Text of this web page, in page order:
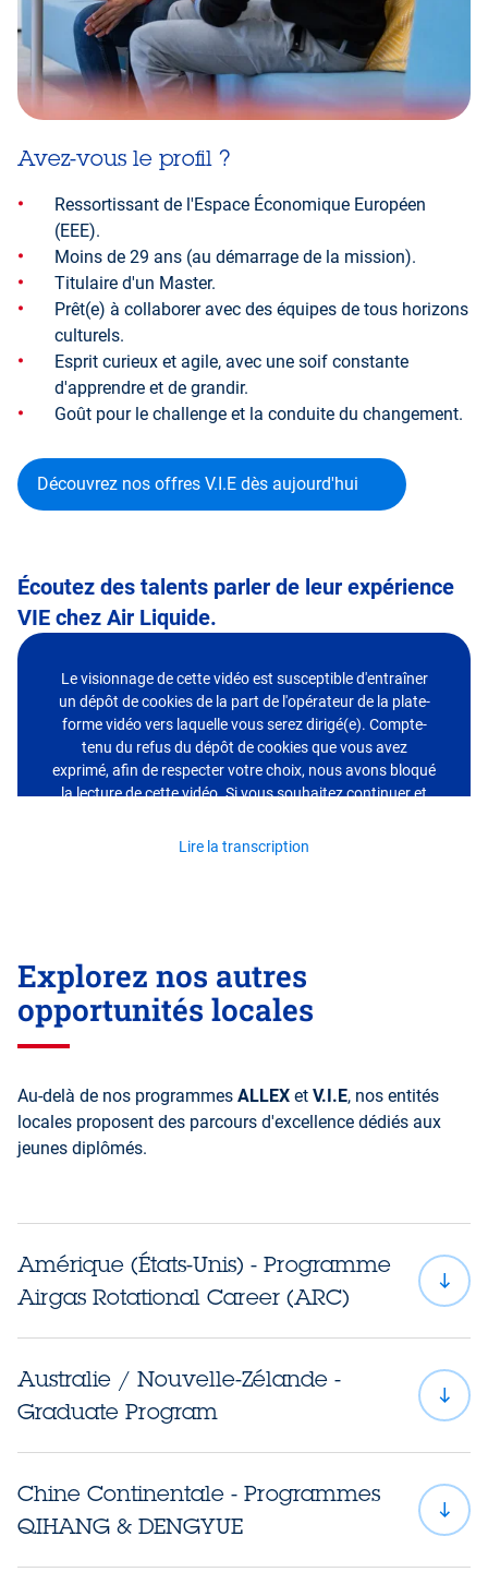
Avez-vous le profil ?
Ressortissant de l'Espace Économique Européen
(EEE).
Moins de 29 ans (au démarrage de la mission).
Titulaire d'un Master.
Prêt(e) à collaborer avec des équipes de tous horizons
culturels.
Esprit curieux et agile, avec une soif constante
d'apprendre et de grandir.
Goût pour le challenge et la conduite du changement.
Découvrez nos offres V.I.E dès aujourd'hui
Le visionnage de cette vidéo est susceptible d'entraîner
un dépôt de cookies de la part de l'opérateur de la plate-
forme vidéo vers laquelle vous serez dirigé(e). Compte-
tenu du refus du dépôt de cookies que vous avez
exprimé, afin de respecter votre choix, nous avons bloqué
la lecture de cette vidéo. Si vous souhaitez continuer et
cliquant sur le bouton ci-dessous.
Lire la transcription
Écoutez des talents parler de leur expérience
VIE chez Air Liquide.
Explorez nos autres
opportunités locales
Au-delà de nos programmes ALLEX et V.I.E, nos entités
locales proposent des parcours d'excellence dédiés aux
jeunes diplômés.
Amérique (États-Unis) - Programme
Airgas Rotational Career (ARC)
Australie / Nouvelle-Zélande -
Graduate Program
Chine Continentale - Programmes
QIHANG & DENGYUE